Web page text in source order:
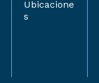
Ubicacione
s